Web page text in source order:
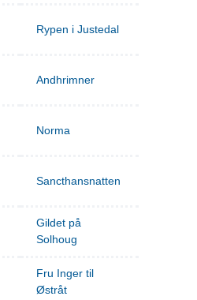
Rypen i Justedal
Andhrimner
Norma
Sancthansnatten
Gildet på
Solhoug
Fru Inger til
Østråt